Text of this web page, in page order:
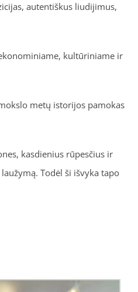
autentiškus liudijimus,
kultūriniame ir
metų istorijos pamokas
kasdienius rūpesčius ir
Todėl ši išvyka tapo